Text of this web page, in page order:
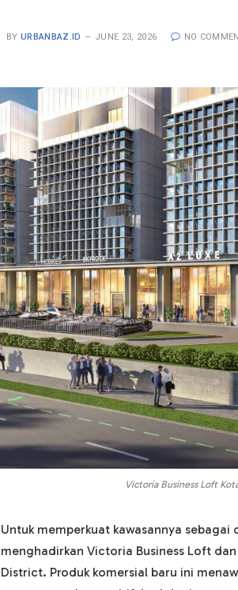
BY URBANBAZ.ID JUNE 23, 2026 NO
Victoria Business Loft
Untuk memperkuat kawasannya
menghadirkan Victoria Business Loft
District. Produk komersial baru ini